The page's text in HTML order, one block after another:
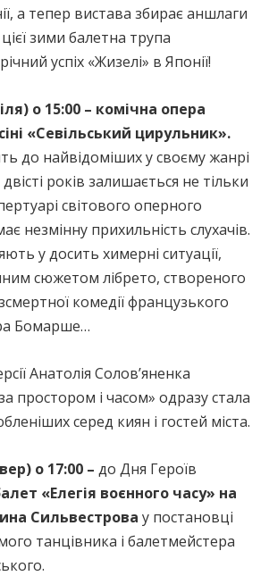
а тепер вистава збирає аншлаги
зими балетна трупа
успіх «Жизелі» в Японії!
о 15:00 – комічна опера
«Севільський цирульник».
до найвідоміших у своєму жанрі
років залишається не тільки
світового оперного
незмінну прихильність слухачів.
у досить химерні ситуації,
сюжетом лібрето, створеного
комедії французького
Бомарше…
Анатолія Солов’яненка
простором і часом» одразу стала
серед киян і гостей міста.
о 17:00 – до Дня Героїв
«Елегія воєнного часу» на
Сильвестрова у постановці
танцівника і балетмейстера